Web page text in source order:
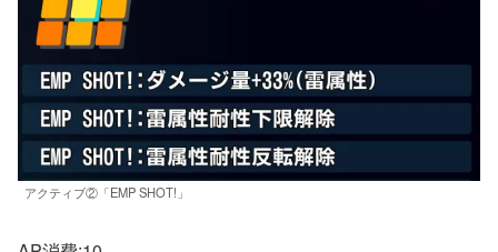
アクティブ②「EMP SHOT!」